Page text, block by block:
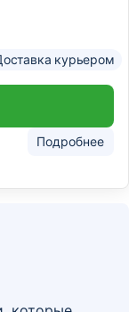
курьером
Подробнее